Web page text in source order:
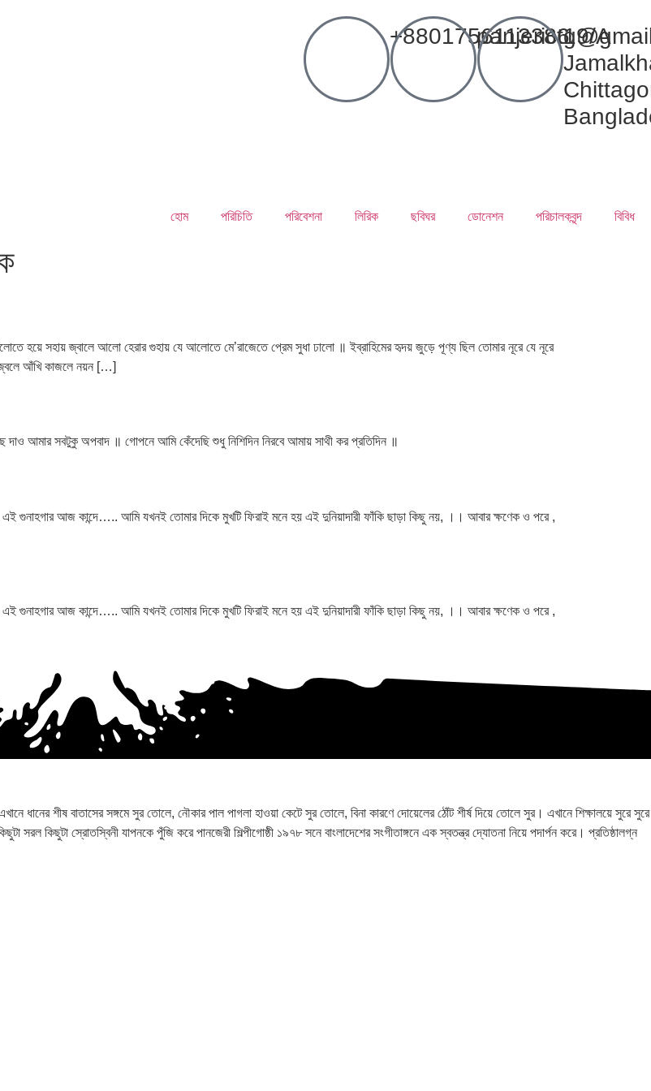
+880175611338619/A
হোম পরিচিতি পরিবেশনা লিরিক ছবিঘর ডোনেশন পরিচালকবৃন্দ বিবিধ
সহায় জ্বালে আলো হেরার গুহায় যে আলোতে মে’রাজেতে প্রেম সুধা ঢালো ॥ ইব্রাহিমের হৃদয় জুড়ে পূণ্য ছিল তোমার নূরে যে নূরে
জ্বলে আঁখি কাজলে নয়ন […]
দাও আমার সবটুকু অপবাদ ॥ গোপনে আমি কেঁদেছি শুধু নিশিদিন নিরবে আমায় সাথী কর প্রতিদিন ॥
গুনাহগার আজ কান্দে….. আমি যখনই তোমার দিকে মুখটি ফিরাই মনে হয় এই দুনিয়াদারী ফাঁকি ছাড়া কিছু নয়, ।। আবার ক্ষণেক ও পরে ,
গুনাহগার আজ কান্দে….. আমি যখনই তোমার দিকে মুখটি ফিরাই মনে হয় এই দুনিয়াদারী ফাঁকি ছাড়া কিছু নয়, ।। আবার ক্ষণেক ও পরে ,
শীষ বাতাসের সঙ্গমে সুর তোলে, নৌকার পাল পাগলা হাওয়া কেটে সুর তোলে, বিনা কারণে দোয়েলের ঠোঁট শীর্ষ দিয়ে তোলে সুর। এখানে শিক্ষালয়ে সুরে সুরে
কিছুটা স্রোতস্বিনী যাপনকে পুঁজি করে পানজেরী শিল্পীগোষ্ঠী ১৯৭৮ সনে বাংলাদেশের সংগীতাঙ্গনে এক স্বতন্ত্র দ্যোতনা নিয়ে পদার্পন করে। প্রতিষ্ঠালগ্ন